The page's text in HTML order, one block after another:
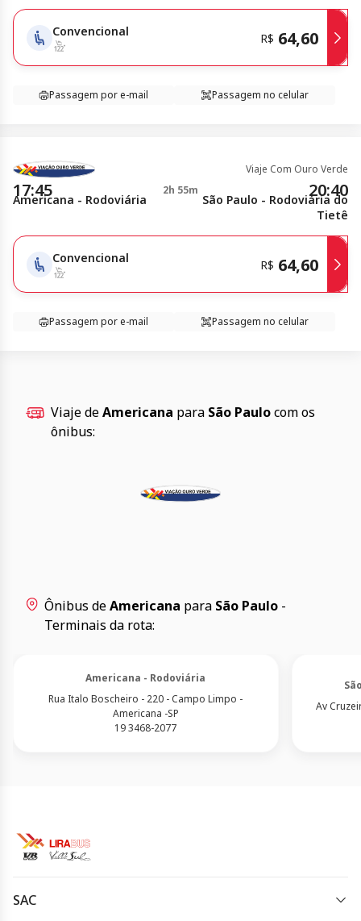
Convencional R$ 64,60
Passagem por e-mail Passagem no celular
Viaje Com Ouro Verde
17:45 2h 55m 20:40
Americana - Rodoviária
São Paulo - Rodoviária do
Tietê
Convencional R$ 64,60
Passagem por e-mail Passagem no celular
Viaje deAmericana para São Paulocom os
ônibus:
Ônibus deAmericana para São Paulo -
Terminais da rota:
Americana - Rodoviária
Rua Italo Boscheiro - 220 - Campo Limpo -
Americana -SP
19 3468-2077
Av
SAC